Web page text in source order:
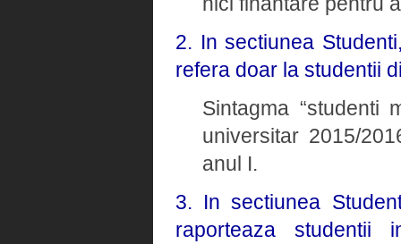
2. In sectiunea
refera doar la studentii
Sintagma “studenti
universitar 2015/
anul I.
3. In sectiunea
raporteaza